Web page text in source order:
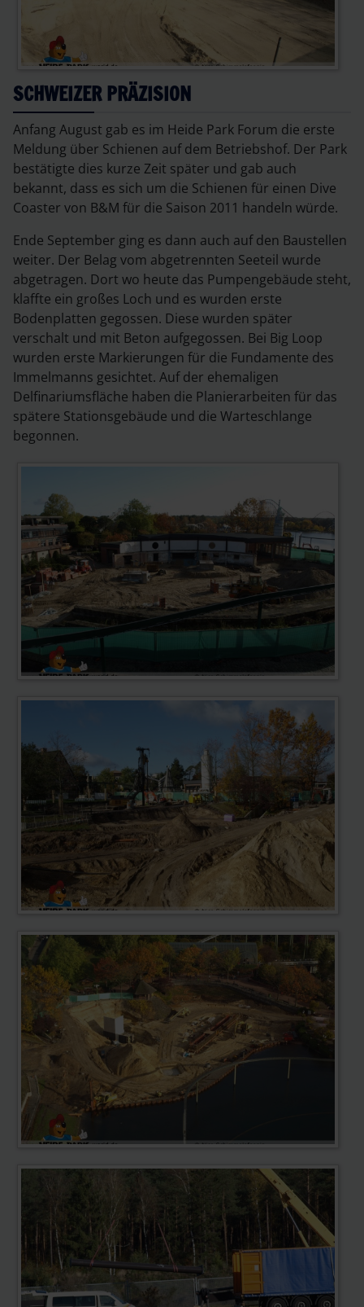
SCHWEIZER PRÄZISION
Anfang August gab es im Heide Park Forum die erste
Meldung über Schienen auf dem Betriebshof. Der Park
bestätigte dies kurze Zeit später und gab auch
bekannt, dass es sich um die Schienen für einen Dive
Coaster von B&M für die Saison 2011 handeln würde.
Ende September ging es dann auch auf den Baustellen
weiter. Der Belag vom abgetrennten Seeteil wurde
abgetragen. Dort wo heute das Pumpengebäude steht,
klaffte ein großes Loch und es wurden erste
Bodenplatten gegossen. Diese wurden später
verschalt und mit Beton aufgegossen. Bei Big Loop
wurden erste Markierungen für die Fundamente des
Immelmanns gesichtet. Auf der ehemaligen
Delfinariumsfläche haben die Planierarbeiten für das
spätere Stationsgebäude und die Warteschlange
begonnen.